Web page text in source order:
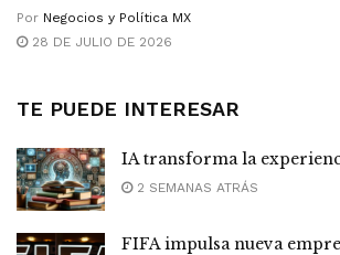
Por Negocios y Política MX
28 DE JULIO DE 2026
TE PUEDE INTERESAR
IA transforma la
2 SEMANAS ATRÁS
FIFA impulsa nueva